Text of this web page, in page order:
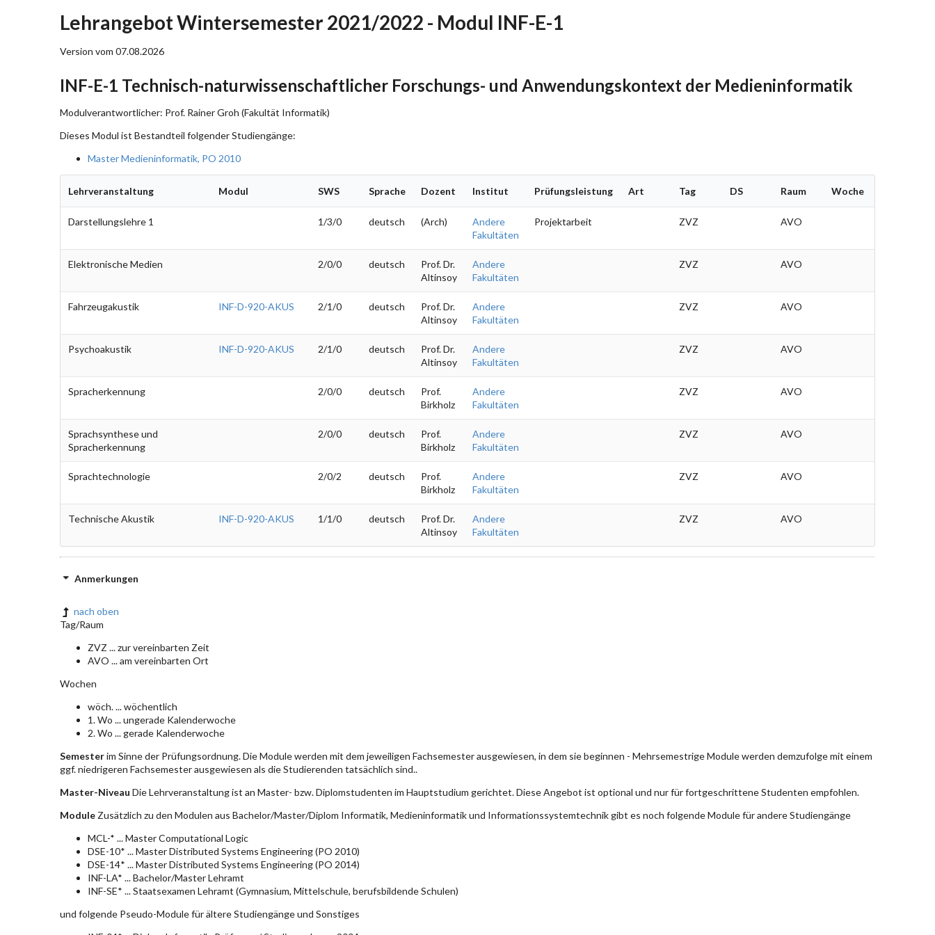
Lehrangebot Wintersemester 2021/2022 - Modul INF-E-1
Version vom 07.08.2026
INF-E-1 Technisch-naturwissenschaftlicher Forschungs- und Anwendungskontext der Medieninformatik
Modulverantwortlicher: Prof. Rainer Groh (Fakultät Informatik)
Dieses Modul ist Bestandteil folgender Studiengänge:
Master Medieninformatik, PO 2010
Lehrveranstaltung Modul SWS Sprache Dozent Institut Prüfungsleistung Art Tag DS Raum Woche
Darstellungslehre 1 1/3/0 deutsch (Arch)
Andere
Fakultäten
Projektarbeit ZVZ AVO
Elektronische Medien 2/0/0 deutsch
Prof. Dr.
Altinsoy
Andere
Fakultäten
ZVZ AVO
Fahrzeugakustik INF-D-920-AKUS 2/1/0 deutsch
Prof. Dr.
Altinsoy
Andere
Fakultäten
ZVZ AVO
Psychoakustik INF-D-920-AKUS 2/1/0 deutsch
Prof. Dr.
Altinsoy
Andere
Fakultäten
ZVZ AVO
Spracherkennung 2/0/0 deutsch
Prof.
Birkholz
Andere
Fakultäten
ZVZ AVO
Sprachsynthese und
Spracherkennung
2/0/0 deutsch
Prof.
Birkholz
Andere
Fakultäten
ZVZ AVO
Sprachtechnologie 2/0/2 deutsch
Prof.
Birkholz
Andere
Fakultäten
ZVZ AVO
Technische Akustik INF-D-920-AKUS 1/1/0 deutsch
Prof. Dr.
Altinsoy
Andere
Fakultäten
ZVZ AVO
Anmerkungen
nach oben
Tag/Raum
ZVZ ... zur vereinbarten Zeit
AVO ... am vereinbarten Ort
Wochen
wöch. ... wöchentlich
1. Wo ... ungerade Kalenderwoche
2. Wo ... gerade Kalenderwoche
Semesterim Sinne der Prüfungsordnung. Die Module werden mit dem jeweiligen Fachsemester ausgewiesen, in dem sie beginnen - Mehrsemestrige Module werden demzufolge mit einem
ggf. niedrigeren Fachsemester ausgewiesen als die Studierenden tatsächlich sind..
Master-Niveau Die Lehrveranstaltung ist an Master- bzw. Diplomstudenten im Hauptstudium gerichtet. Diese Angebot ist optional und nur für fortgeschrittene Studenten empfohlen.
ModuleZusätzlich zu den Modulen aus Bachelor/Master/Diplom Informatik, Medieninformatik und Informationssystemtechnik gibt es noch folgende Module für andere Studiengänge
MCL-* ... Master Computational Logic
DSE-10* ... Master Distributed Systems Engineering (PO 2010)
DSE-14* ... Master Distributed Systems Engineering (PO 2014)
INF-LA* ... Bachelor/Master Lehramt
INF-SE* ... Staatsexamen Lehramt (Gymnasium, Mittelschule, berufsbildende Schulen)
und folgende Pseudo-Module für ältere Studiengänge und Sonstiges